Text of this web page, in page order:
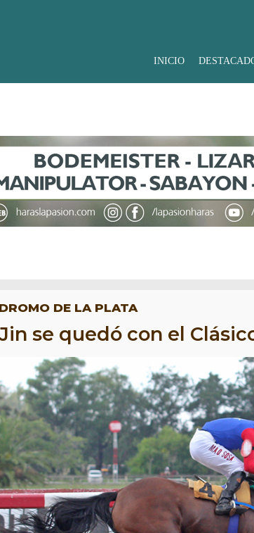
INICIO
DE LA PLATA
se quedó con el